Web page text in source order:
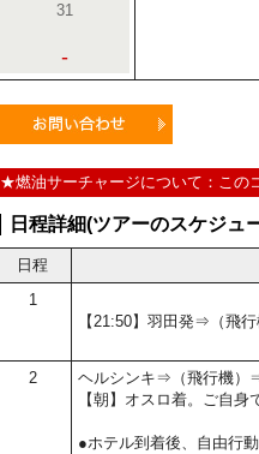
31
-
★燃油サーチャージについて：この
日程詳細(ツアーのスケジュ
日程
1
【21:50】羽田発⇒（飛
2
ヘルシンキ⇒（飛行機）
【朝】オスロ着。ご自身
●ホテル到着後、自由行動